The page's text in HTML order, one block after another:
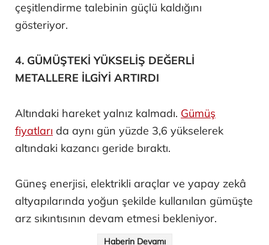
çeşitlendirme talebinin güçlü kaldığını
gösteriyor.
4. GÜMÜŞTEKİ YÜKSELİŞ DEĞERLİ
METALLERE İLGİYİ ARTIRDI
Altındaki hareket yalnız kalmadı. Gümüş
fiyatları da aynı gün yüzde 3,6 yükselerek
altındaki kazancı geride bıraktı.
Güneş enerjisi, elektrikli araçlar ve yapay zekâ
altyapılarında yoğun şekilde kullanılan gümüşte
arz sıkıntısının devam etmesi bekleniyor.
Haberin Devamı